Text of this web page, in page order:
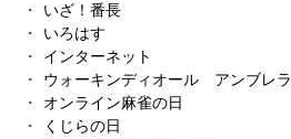
いざ！番長
いろはす
インターネット
ウォーキンディオール アンブレラ
オンライン麻雀の日
くじらの日